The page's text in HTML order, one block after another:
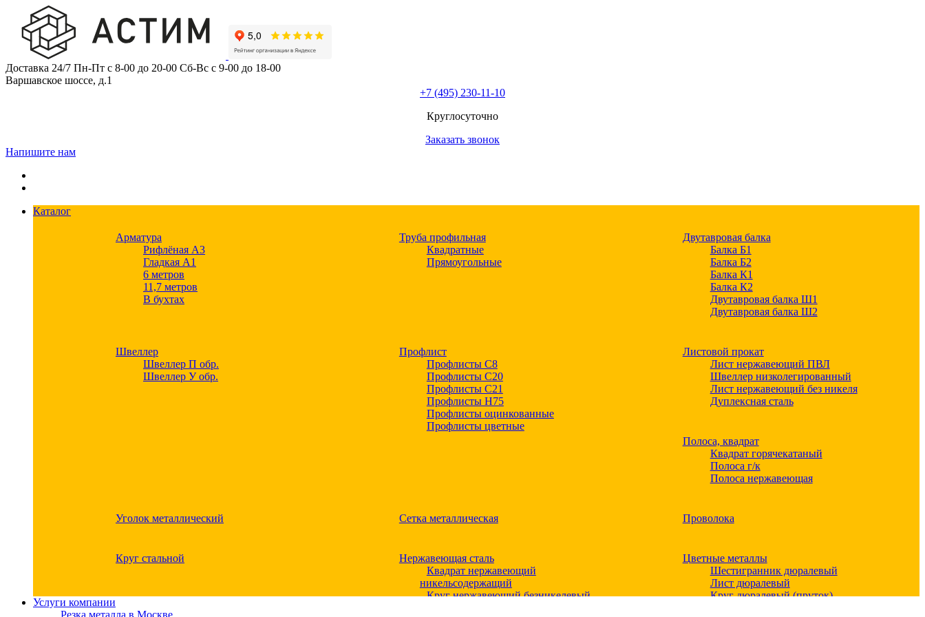
content
Доставка 24/7 Пн-Пт с 8-00 до 20-00 Сб-Вс с 9-00 до 18-00
Варшавское шоссе, д.1
+7 (495) 230-11-10
Круглосуточно
Заказать звонок
Напишите нам
Каталог
Арматура
Рифлёная А3
Гладкая А1
6 метров
11,7 метров
В бухтах
Труба профильная
Квадратные
Прямоугольные
Двутавровая балка
Балка Б1
Балка Б2
Балка К1
Балка К2
Двутавровая балка Ш1
Двутавровая балка Ш2
Швеллер
Швеллер П обр.
Швеллер У обр.
Профлист
Профлисты С8
Профлисты С20
Профлисты C21
Профлисты Н75
Профлисты оцинкованные
Профлисты цветные
Листовой прокат
Лист нержавеющий ПВЛ
Швеллер низколегированный
Лист нержавеющий без никеля
Дуплексная сталь
Полоса, квадрат
Квадрат горячекатаный
Полоса г/к
Полоса нержавеющая
Уголок металлический Сетка металлическая Проволока
Круг стальной
Нержавеющая сталь
Квадрат нержавеющий
никельсодержащий
Круг нержавеющий безникелевый
Цветные металлы
Шестигранник дюралевый
Лист дюралевый
Круг дюралевый (пруток)
Услуги компании
Резка металла в Москве